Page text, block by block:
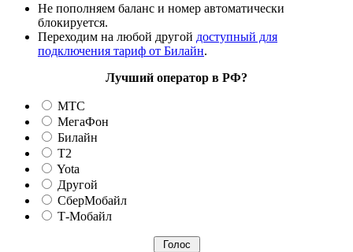
Не пополняем баланс и номер автоматически
блокируется.
Переходим на любой другой доступный для
подключения тариф от Билайн.
Лучший оператор в РФ?
МТС
МегаФон
Билайн
T2
Yota
Другой
СберМобайл
Т-Мобайл